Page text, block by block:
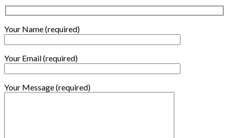
Your Name (required)
Your Email (required)
Your Message (required)